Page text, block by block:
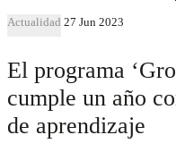
Actualidad 27 Jun 2023
El programa
cumple un año
de aprendizaje